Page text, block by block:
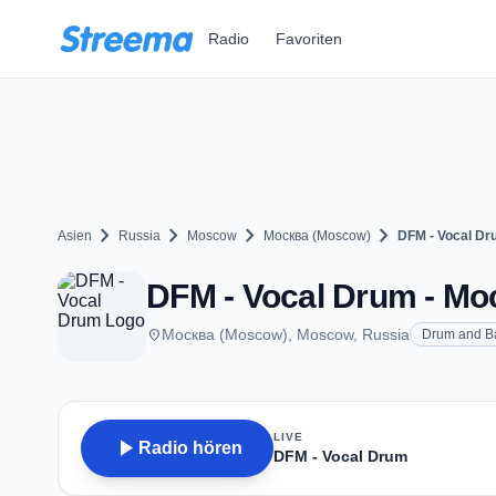
Radio Favoriten
Asien chevron_right Russia chevron_right Moscow chevron_right Москва (Moscow) chevron_right DFM - Vocal
DFM - Vocal Drum -
placeМосква (Moscow), Moscow, Russia Drum and
play_arrow Radio hören
LIVE
DFM - Vocal Drum